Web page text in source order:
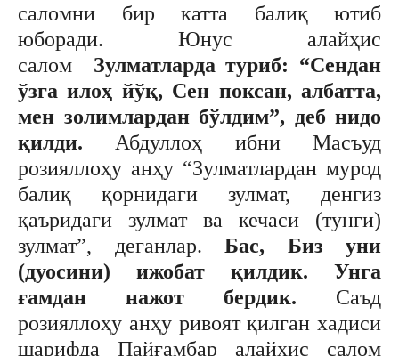
саломни бир катта балиқ ютиб
юборади. Юнус алайҳис
салом
Зулматларда туриб: “Сендан
ўзга илоҳ йўқ, Сен поксан, албатта,
мен золимлардан бўлдим”, деб нидо
қилди. Абдуллоҳ ибни Масъуд
розияллоҳу анҳу “Зулматлардан мурод
балиқ қорнидаги зулмат, денгиз
қаъридаги зулмат ва кечаси (тунги)
зулмат”, деганлар. Бас, Биз уни
(дуосини) ижобат қилдик. Унга
ғамдан нажот бердик. Саъд
розияллоҳу анҳу ривоят қилган хадиси
шарифда Пайғамбар алайҳис салом